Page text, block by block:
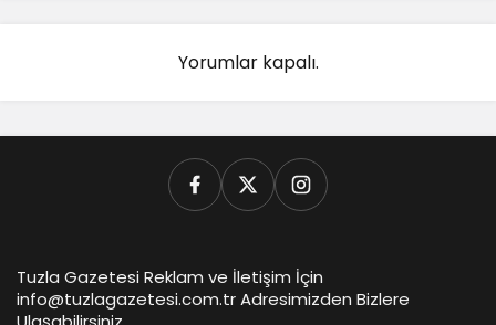
Yorumlar kapalı.
Tuzla Gazetesi Reklam ve İletişim İçin
info@tuzlagazetesi.com.tr Adresimizden Bizlere